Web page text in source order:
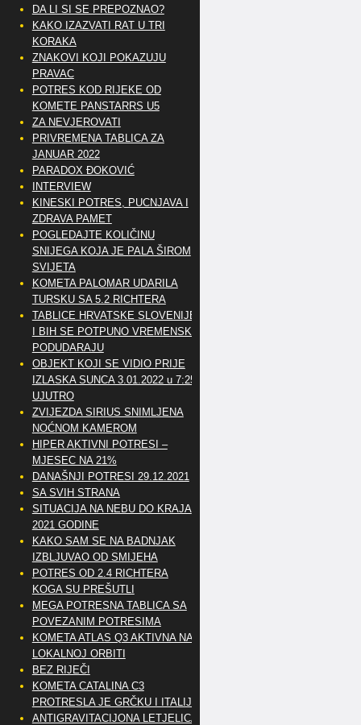
DA LI SI SE PREPOZNAO?
KAKO IZAZVATI RAT U TRI
KORAKA
ZNAKOVI KOJI POKAZUJU
PRAVAC
POTRES KOD RIJEKE OD
KOMETE PANSTARRS U5
ZA NEVJEROVATI
PRIVREMENA TABLICA ZA
JANUAR 2022
PARADOX ĐOKOVIĆ
INTERVIEW
KINESKI POTRES, PUCNJAVA I
ZDRAVA PAMET
POGLEDAJTE KOLIČINU
SNIJEGA KOJA JE PALA ŠIROM
SVIJETA
KOMETA PALOMAR UDARILA
TURSKU SA 5.2 RICHTERA
TABLICE HRVATSKE SLOVENIJE
I BIH SE POTPUNO VREMENSKI
PODUDARAJU
OBJEKT KOJI SE VIDIO PRIJE
IZLASKA SUNCA 3.01.2022 u 7:25
UJUTRO
ZVIJEZDA SIRIUS SNIMLJENA
NOĆNOM KAMEROM
HIPER AKTIVNI POTRESI –
MJESEC NA 21%
DANAŠNJI POTRESI 29.12.2021
SA SVIH STRANA
SITUACIJA NA NEBU DO KRAJA
2021 GODINE
KAKO SAM SE NA BADNJAK
IZBLJUVAO OD SMIJEHA
POTRES OD 2.4 RICHTERA
KOGA SU PREŠUTLI
MEGA POTRESNA TABLICA SA
POVEZANIM POTRESIMA
KOMETA ATLAS Q3 AKTIVNA NA
LOKALNOJ ORBITI
BEZ RIJEČI
KOMETA CATALINA C3
PROTRESLA JE GRČKU I ITALIJU
ANTIGRAVITACIJONA LETJELICA